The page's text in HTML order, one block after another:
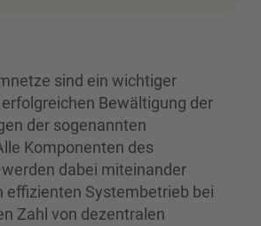
sind ein wichtiger
Bewältigung der
der sogenannten
Komponenten des
dabei miteinander
effizienten Systembetrieb bei
Zahl von dezentralen